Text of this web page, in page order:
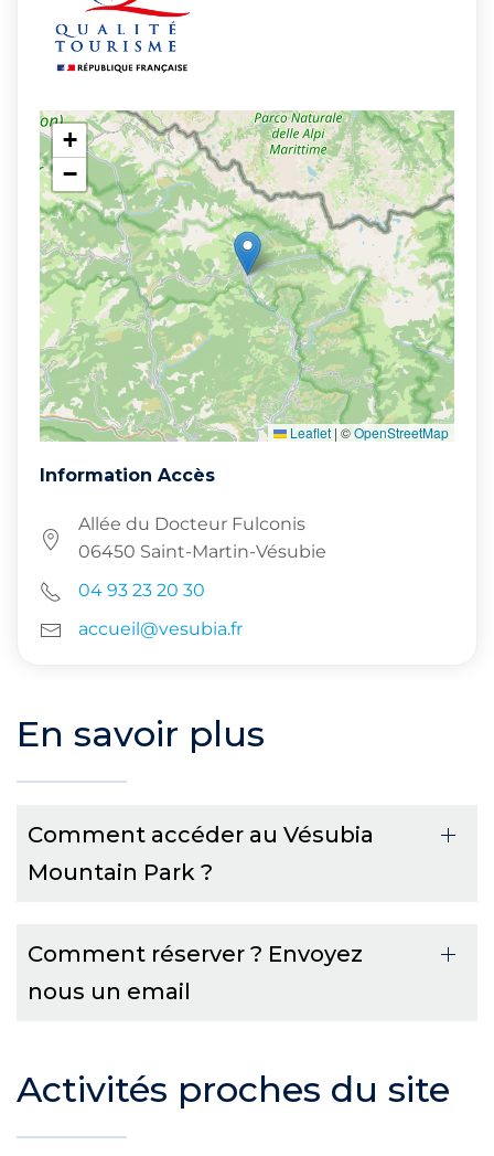
+
−
Leaflet | ©OpenStreetMap
Information Accès
Allée du Docteur Fulconis
06450 Saint-Martin-Vésubie
04 93 23 20 30
accueil@vesubia.fr
En savoir plus
Comment accéder au Vésubia
Mountain Park ?
Comment réserver ? Envoyez
nous un email
Activités proches du site